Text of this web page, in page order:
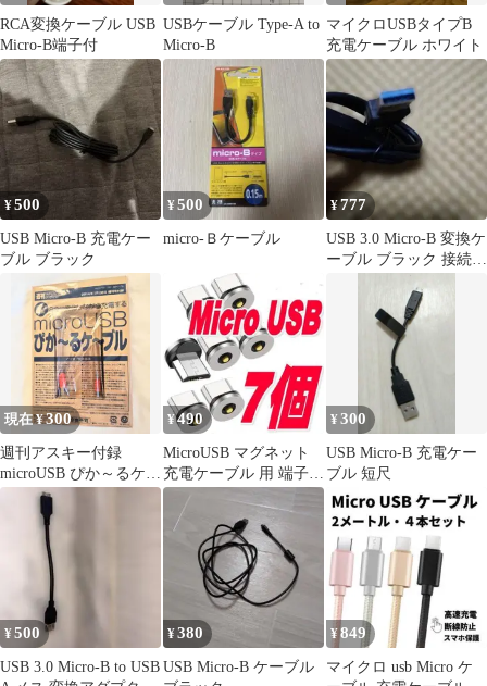
RCA変換ケーブル USB
Micro-B端子付
USBケーブル Type-A to
Micro-B
マイクロUSBタイプB
充電ケーブル ホワイト
¥500
USB Micro-B 充電ケー
ブル ブラック
¥500
micro-Ｂケーブル
¥777
USB 3.0 Micro-B 変換ケ
ーブル ブラック 接続用
現在 ¥300
週刊アスキー付録
microUSB ぴか～るケー
¥ 490
MicroUSB マグネット
充電ケーブル 用 端子タ
イプB 選び放題7個
¥300
USB Micro-B 充電ケー
ブル 短尺
¥500
USB 3.0 Micro-B to USB
¥380
USB Micro-B ケーブル
¥849
マイクロ usb Micro ケ